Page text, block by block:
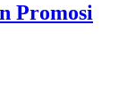
Promosi